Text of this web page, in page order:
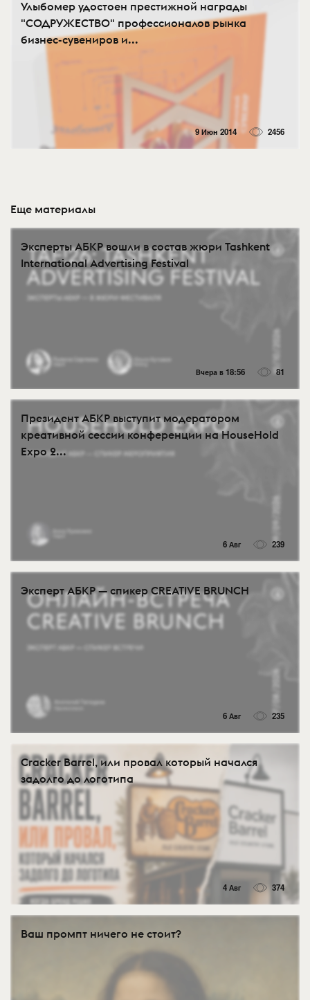
Улыбомер удостоен престижной награды
"СОДРУЖЕСТВО" профессионалов рынка
бизнес-сувениров и...
9 Июн 2014 2456
Еще материалы
Эксперты АБКР вошли в состав жюри Tashkent
International Advertising Festival
Вчера в 18:56 81
Президент АБКР выступит модератором
креативной сессии конференции на HouseHold
Expo 2...
6 Авг 239
Эксперт АБКР — спикер CREATIVE BRUNCH
6 Авг 235
Cracker Barrel, или провал который начался
задолго до логотипа
4 Авг 374
Ваш промпт ничего не стоит?